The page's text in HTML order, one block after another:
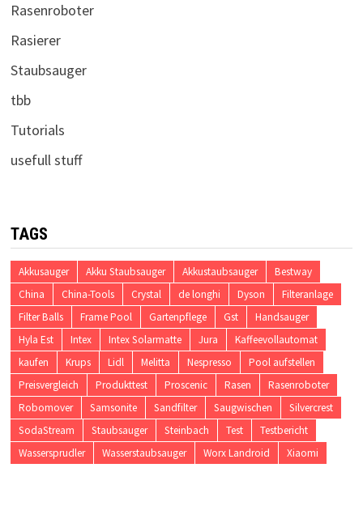
Rasenroboter
Rasierer
Staubsauger
tbb
Tutorials
usefull stuff
TAGS
Akkusauger Akku Staubsauger Akkustaubsauger
Bestway
China
China-Tools Crystal de longhi Dyson
Filteranlage
Filter Balls
Frame Pool Gartenpflege Gst
Handsauger
Hyla Est
Intex Intex Solarmatte Jura
Kaffeevollautomat
kaufen
Krups Lidl Melitta Nespresso
Pool aufstellen
Preisvergleich
Produkttest Proscenic Rasen
Rasenroboter
Robomover
Samsonite Sandfilter Saugwischen
Silvercrest
SodaStream
Staubsauger Steinbach Test
Testbericht
Wassersprudler
Wasserstaubsauger Worx Landroid Xiaomi